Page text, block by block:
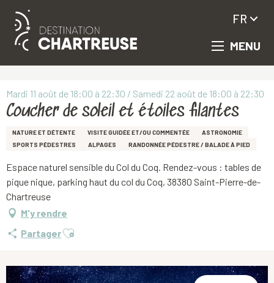
Aller
principal
MENU
FR
Mardi 11 août de 18:00 à 22:30 / Samedi 22 août de 18:00 à 22:30
Coucher de soleil et étoiles filantes
NATURE ET DÉTENTE VISITE GUIDÉE ET/OU COMMENTÉE
ASTRONOMIE
SPORTS PÉDESTRES
ALPAGES RANDONNÉE PÉDESTRE / BALADE À PIED
Espace naturel sensible du Col du Coq. Rendez-vous : tables de
pique nique, parking haut du col du Coq, 38380 Saint-Pierre-de-
Chartreuse
M'y rendre
PartagerAjouter aux favoris